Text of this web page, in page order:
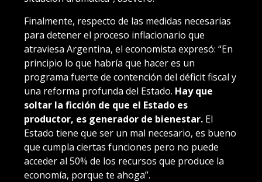
Finalmente, respecto de las medidas necesarias
para detener el proceso inflacionario que
atraviesa Argentina, el economista expresó: “En
principio lo que habría que hacer es un
programa fuerte de contención del déficit fiscal y
una reforma profunda del Estado. Hay que
soltar la ficción de que el Estado es
productor, es generador de bienestar. El
Estado tiene que ser un mal necesario, es bueno
que cumpla ciertas funciones pero no puede
acceder al 50% de los recursos que produce la
economía, porque te ahoga”.